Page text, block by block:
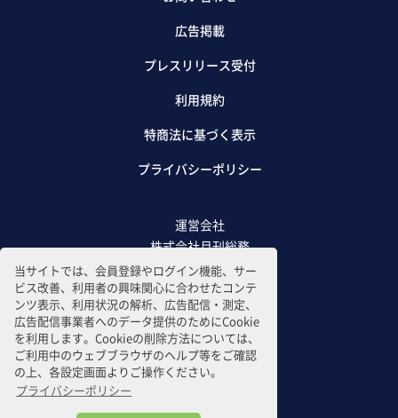
当サイトでは、会員登録やログイン機能、サー
ビス改善、利用者の興味関心に合わせたコンテ
ンツ表示、利用状況の解析、広告配信・測定、
広告配信事業者へのデータ提供のためにCookie
を利用します。Cookieの削除方法については、
ご利用中のウェブブラウザのヘルプ等をご確認
の上、各設定画面よりご操作ください。
プライバシーポリシー
広告掲載
プレスリリース受付
利用規約
特商法に基づく表示
プライバシーポリシー
運営会社
株式会社月刊総務